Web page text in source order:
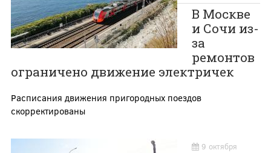
В Москве
и Сочи из-
за
ремонтов
ограничено движение электричек
Расписания движения пригородных поездов
скорректированы
9 октября